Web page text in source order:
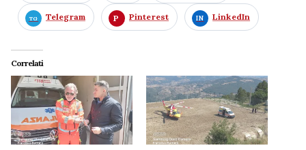
Telegram Pinterest LinkedIn
Correlati